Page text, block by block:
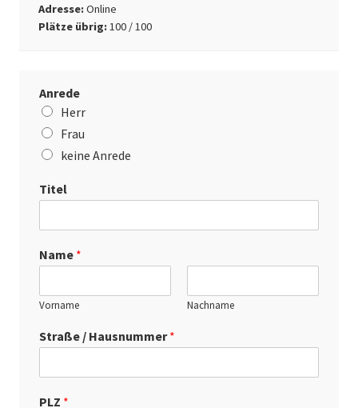
Adresse:Online
Plätze übrig:100 / 100
Anrede
Herr
Frau
keine Anrede
Titel
Name *
Vorname Nachname
Straße / Hausnummer*
PLZ *